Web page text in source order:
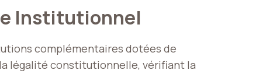
Institutionnel
complémentaires dotées de
légalité constitutionnelle, vérifiant la